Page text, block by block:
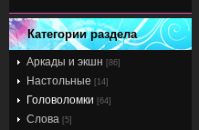
Категории раздела
Аркады и экшн [86]
Настольные [14]
Головоломки [64]
Слова [5]